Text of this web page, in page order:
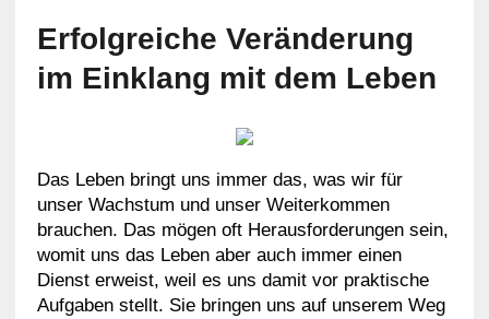
Erfolgreiche Veränderung
im Einklang mit dem Leben
Das Leben bringt uns immer das, was wir für
unser Wachstum und unser Weiterkommen
brauchen. Das mögen oft Herausforderungen sein,
womit uns das Leben aber auch immer einen
Dienst erweist, weil es uns damit vor praktische
Aufgaben stellt. Sie bringen uns auf unserem Weg